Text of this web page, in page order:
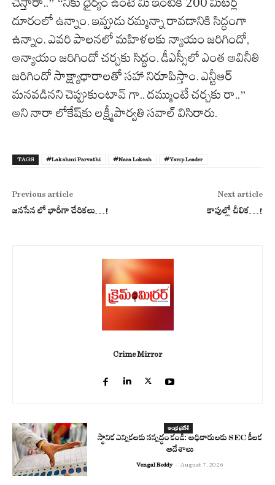
దూరంలో ఉన్నాం. ఇప్పుడు రమ్మన్నా రావడానికి సిద్ధంగా
ఉన్నాం. ఎవరి పాలనలో మహిళలకు న్యాయం జరిగిందో,
అన్యాయం జరిగిందో చర్చకు సిద్ధం. డీఎస్సీలో ఎంత అవినీతి
జరిగిందో సాక్ష్యాధారాలతో సహా నిరూపిస్తాం. ఎన్టీఆర్
మనవడినని చెప్పుకుంటావ్ గా.. దమ్ముంటే చర్చకు రా..”
అని నారా లోకేష్‌కు లక్ష్మీపార్వతి సవాల్ విసిరారు.
TAGS #Lakshmi Parvathi #Nara Lokesh #Ysrcp Leader
Previous article
జనసేన లో భారీగా చేరికలు…!
Next article
కాపుల్లో చీలిక…!
Crime Mirror
ఆంధ్ర ప్రదేశ్
స్థానిక ఎన్నికలకు సన్నద్ధం కండి: అధికారులకు SEC కీలక
ఆదేశాలు
Vengal Reddy - August 7, 2026